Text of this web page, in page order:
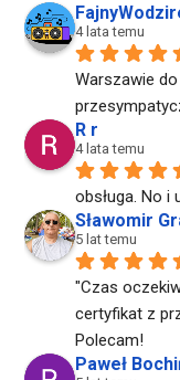
4 lata temu
Warszawie
R r
4 lata temu
obsługa. No i
Sławomir
5 lat temu
"Czas
certyfikat z
Polecam!
Paweł